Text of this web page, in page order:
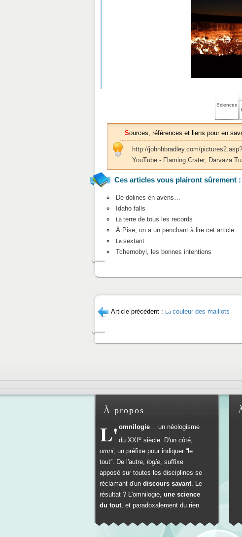
Sciences
Sources, références et liens pour en
http://johnhbradley.com/
YouTube - Flaming Crater, Darvaza
Ces articles vous plairont sûrement :
De dolines en avens…
Idaho falls
La terre de tous les records
À Pise, on a un penchant à lire cet article
Le sextant
Tchernobyl, les bonnes intentions
Article précédent : La couleur des maillots
À propos
L' omnilogie … un néologisme
du XXI e siècle. D'un côté,
omni , un préfixe pour indiquer “le
tout”. De l'autre, logie , suffixe
apposé sur toutes les disciplines se
réclamant d'un discours savant . Le
résultat ? L'omnilogie, une science
du tout , et paradoxalement du rien.